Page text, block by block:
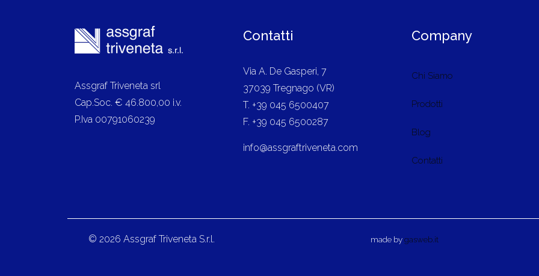
Assgraf Triveneta srl
Cap.Soc. € 46.800,00 i.v.
P.Iva 00791060239
Contatti
Via A. De Gasperi, 7
37039 Tregnago (VR)
T. +39 045 6500407
F. +39 045 6500287
info@assgraftriveneta.com
Company
Chi Siamo
Prodotti
Blog
Contatti
© 2026 Assgraf Triveneta S.r.l. made bygasweb.it